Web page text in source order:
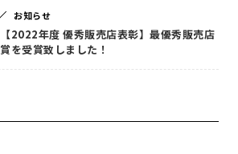
お知らせ
【2022年度 優秀販売店表彰】最優秀販売店
賞を受賞致しました！